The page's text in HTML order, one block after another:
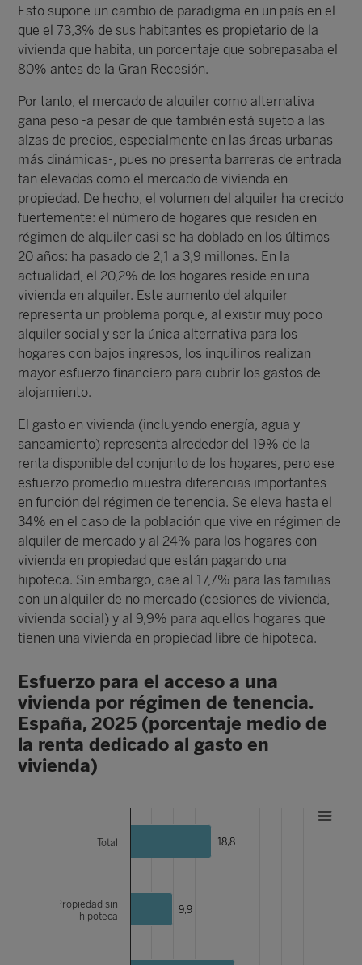
Esto supone un cambio de paradigma en un país en el
que el 73,3% de sus habitantes es propietario de la
vivienda que habita, un porcentaje que sobrepasaba el
80% antes de la Gran Recesión.
Por tanto, el mercado de alquiler como alternativa
gana peso -a pesar de que también está sujeto a las
alzas de precios, especialmente en las áreas urbanas
más dinámicas-, pues no presenta barreras de entrada
tan elevadas como el mercado de vivienda en
propiedad. De hecho, el volumen del alquiler ha crecido
fuertemente: el número de hogares que residen en
régimen de alquiler casi se ha doblado en los últimos
20 años: ha pasado de 2,1 a 3,9 millones. En la
actualidad, el 20,2% de los hogares reside en una
vivienda en alquiler. Este aumento del alquiler
representa un problema porque, al existir muy poco
alquiler social y ser la única alternativa para los
hogares con bajos ingresos, los inquilinos realizan
mayor esfuerzo financiero para cubrir los gastos de
alojamiento.
El gasto en vivienda (incluyendo energía, agua y
saneamiento) representa alrededor del 19% de la
renta disponible del conjunto de los hogares, pero ese
esfuerzo promedio muestra diferencias importantes
en función del régimen de tenencia. Se eleva hasta el
34% en el caso de la población que vive en régimen de
alquiler de mercado y al 24% para los hogares con
vivienda en propiedad que están pagando una
hipoteca. Sin embargo, cae al 17,7% para las familias
con un alquiler de no mercado (cesiones de vivienda,
vivienda social) y al 9,9% para aquellos hogares que
tienen una vivienda en propiedad libre de hipoteca.
Esfuerzo para el acceso a una
vivienda por régimen de tenencia.
España, 2025 (porcentaje medio de
la renta dedicado al gasto en
vivienda)
18,8
9,9
Total
Propiedad sin
hipoteca